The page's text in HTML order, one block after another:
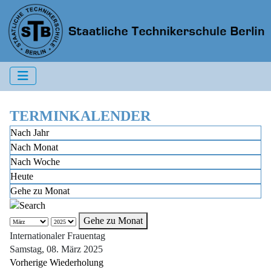
TERMINKALENDER
Nach Jahr
Nach Monat
Nach Woche
Heute
Gehe zu Monat
Gehe zu Monat
Internationaler Frauentag
Samstag, 08. März 2025
Vorherige Wiederholung